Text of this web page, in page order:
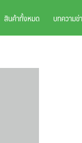
สินค้าทั้งหมด บทความข่